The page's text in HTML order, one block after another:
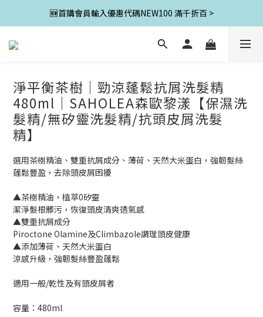
🆕首購會員輸入優惠代碼NEW100 滿千折百 >
淨平衡茶樹│勁涼蓬鬆抗屑洗髮精
480ml｜SAHOLEA森歐黎漾【保濕洗
髮精/無矽靈洗髮精/抗頭皮屑洗髮
精】
選用茶樹精油、雙重抗屑成分、薄荷、天然大米蛋白，強韌髮絲
蓬鬆豐盈，去除頭皮屑困擾
▲茶樹精油，植萃0矽靈
潔淨髮根髒污，恢復頭皮清爽透氣感
▲雙重抗屑成分
Piroctone Olamine及Climbazole調理頭皮健康
▲添加薄荷、天然大米蛋白
涼感升級，強韌髮絲豐盈蓬鬆
適用一般/乾性及有頭皮屑者
容量：480ml